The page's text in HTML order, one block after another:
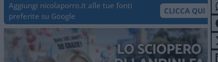
Aggiungi nicolaporro.it alle tue fonti
preferite su Google
CLICCA QUI
Video
Player